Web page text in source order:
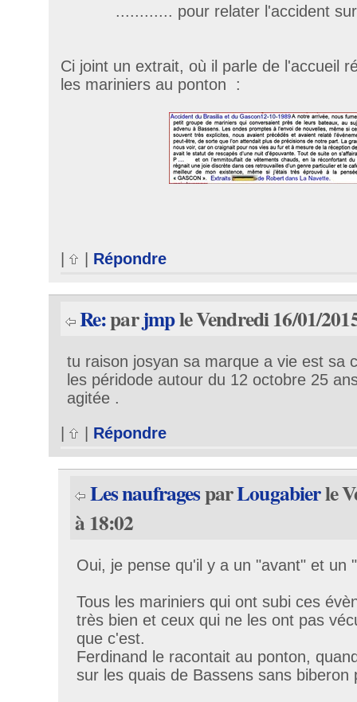
............ pour relater l'accident
Ci joint un extrait, où il parle de l'accueil
les mariniers au ponton :
Répondre
Re:parjmple Vendredi 16/01/
tu raison josyan sa marque a vie est sa
les péridode autour du 12 octobre 25
agitée .
Répondre
Les naufragesparLougabierle
à 18:02
Oui, je pense qu'il y a un "avant" et un
Tous les mariniers qui ont subi ces
très bien et ceux qui ne les ont pas
que c'est.
Ferdinand le racontait au ponton,
sur les quais de Bassens sans biberon